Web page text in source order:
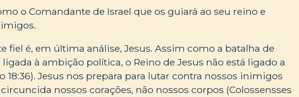
o Comandante de Israel que os guiará ao seu reino e
fiel é, em última análise, Jesus. Assim como a batalha de
ligada à ambição política, o Reino de Jesus não está ligado a
18:36). Jesus nos prepara para lutar contra nossos inimigos
circuncida nossos corações, não nossos corpos (Colossensses